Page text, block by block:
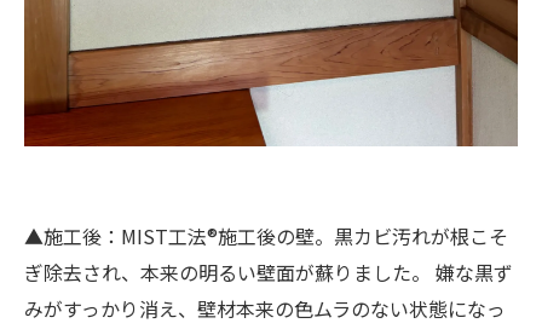
▲施工後：MIST工法®施工後の壁。黒カビ汚れが根こそ
ぎ除去され、本来の明るい壁面が蘇りました。 嫌な黒ず
みがすっかり消え、壁材本来の色ムラのない状態になっ